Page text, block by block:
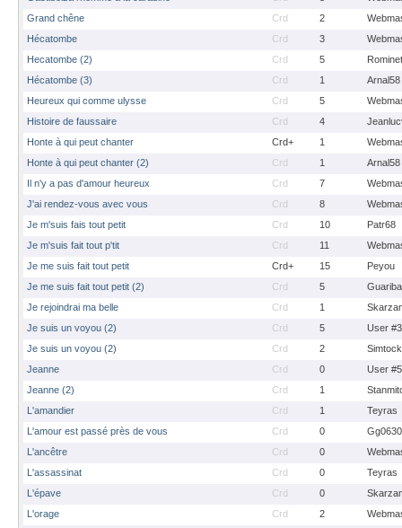
Grand chêne
Crd 2
Hécatombe
Crd 3
Hecatombe (2)
Crd 5
Rominet
Hécatombe (3)
Crd 1
Arnal58
Heureux qui comme ulysse
Crd 5
Histoire de faussaire
Crd 4
Honte à qui peut chanter
Crd+ 1
Honte à qui peut chanter (2)
Crd 1
Arnal58
Il n'y a pas d'amour heureux
Crd 7
J'ai rendez-vous avec vous
Crd 8
Je m'suis fais tout petit
Crd 10
Patr68
Je m'suis fait tout p'tit
Crd 11
Je me suis fait tout petit
Crd+ 15
Peyou
Je me suis fait tout petit (2)
Crd 5
Je rejoindrai ma belle
Crd 1
Je suis un voyou (2)
Crd 5
User
Je suis un voyou (2)
Crd 2
Jeanne
Crd 0
User
Jeanne (2)
Crd 1
L'amandier
Crd 1
Teyras
L'amour est passé près de vous
Crd 0
L'ancêtre
Crd 0
L'assassinat
Crd 0
Teyras
L'épave
Crd 0
L'orage
Crd 2